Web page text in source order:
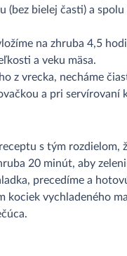
(bez bielej časti) a
na zhruba 4,5
a veku mäsa.
z vrecka, necháme
a pri servírovaní
s tým rozdielom,
20 minút, aby
precedíme a
kociek vychladeného